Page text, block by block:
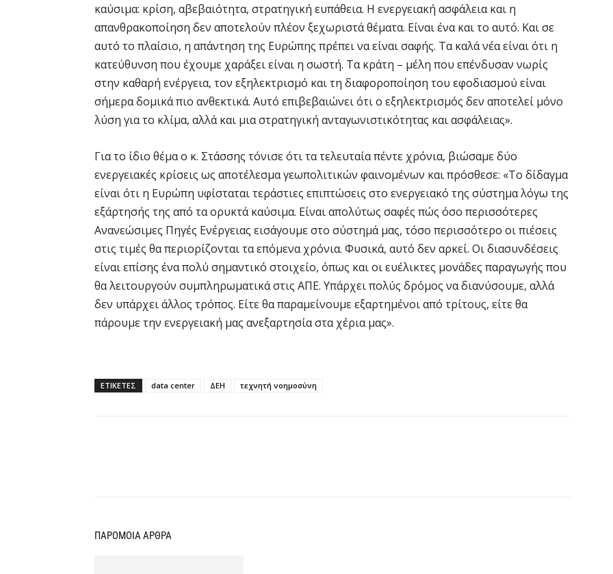
καύσιμα: κρίση, αβεβαιότητα, στρατηγική ευπάθεια. Η ενεργειακή ασφάλεια και η
απανθρακοποίηση δεν αποτελούν πλέον ξεχωριστά θέματα. Είναι ένα και το αυτό. Και σε
αυτό το πλαίσιο, η απάντηση της Ευρώπης πρέπει να είναι σαφής. Τα καλά νέα είναι ότι η
κατεύθυνση που έχουμε χαράξει είναι η σωστή. Τα κράτη – μέλη που επένδυσαν νωρίς
στην καθαρή ενέργεια, τον εξηλεκτρισμό και τη διαφοροποίηση του εφοδιασμού είναι
σήμερα δομικά πιο ανθεκτικά. Αυτό επιβεβαιώνει ότι ο εξηλεκτρισμός δεν αποτελεί μόνο
λύση για το κλίμα, αλλά και μια στρατηγική ανταγωνιστικότητας και ασφάλειας».
Για το ίδιο θέμα ο κ. Στάσσης τόνισε ότι τα τελευταία πέντε χρόνια, βιώσαμε δύο
ενεργειακές κρίσεις ως αποτέλεσμα γεωπολιτικών φαινομένων και πρόσθεσε: «Το δίδαγμα
είναι ότι η Ευρώπη υφίσταται τεράστιες επιπτώσεις στο ενεργειακό της σύστημα λόγω της
εξάρτησής της από τα ορυκτά καύσιμα. Είναι απολύτως σαφές πώς όσο περισσότερες
Ανανεώσιμες Πηγές Ενέργειας εισάγουμε στο σύστημά μας, τόσο περισσότερο οι πιέσεις
στις τιμές θα περιορίζονται τα επόμενα χρόνια. Φυσικά, αυτό δεν αρκεί. Οι διασυνδέσεις
είναι επίσης ένα πολύ σημαντικό στοιχείο, όπως και οι ευέλικτες μονάδες παραγωγής που
θα λειτουργούν συμπληρωματικά στις ΑΠΕ. Υπάρχει πολύς δρόμος να διανύσουμε, αλλά
δεν υπάρχει άλλος τρόπος. Είτε θα παραμείνουμε εξαρτημένοι από τρίτους, είτε θα
πάρουμε την ενεργειακή μας ανεξαρτησία στα χέρια μας».
ΕΤΙΚΕΤΕΣ data center ΔΕΗ τεχνητή νοημοσύνη
ΠΑΡΟΜΟΙΑ ΑΡΘΡΑ